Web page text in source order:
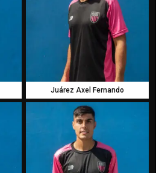
Juárez Axel Fernando